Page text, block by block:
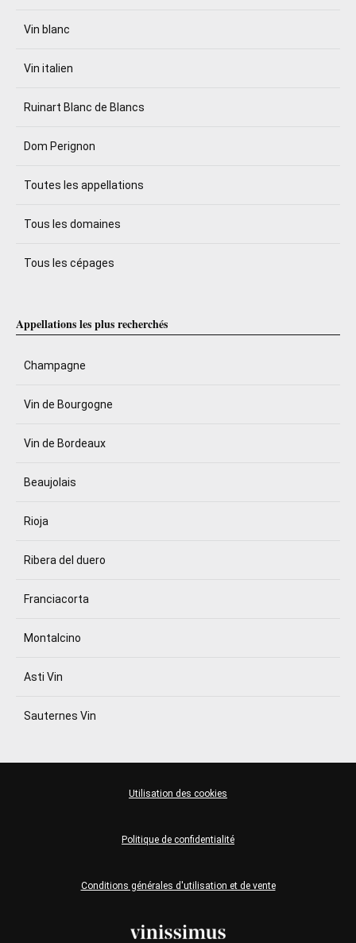
Vin blanc
Vin italien
Ruinart Blanc de Blancs
Dom Perignon
Toutes les appellations
Tous les domaines
Tous les cépages
Appellations les plus recherchés
Champagne
Vin de Bourgogne
Vin de Bordeaux
Beaujolais
Rioja
Ribera del duero
Franciacorta
Montalcino
Asti Vin
Sauternes Vin
Conditions générales d'utilisation et de vente
Politique de confidentialité
Utilisation des cookies